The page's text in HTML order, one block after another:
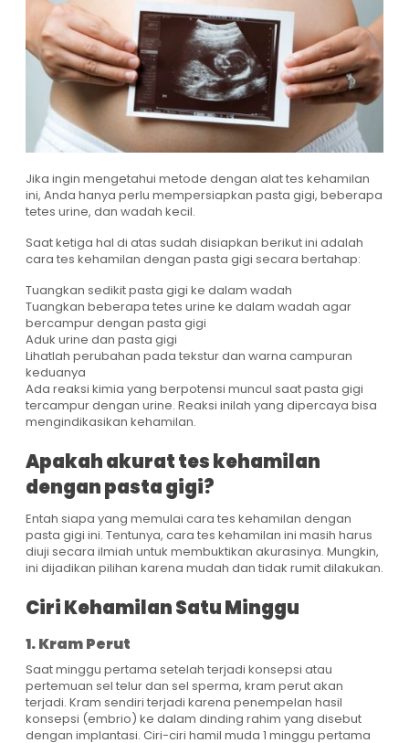
Jika ingin mengetahui metode dengan alat tes kehamilan
ini, Anda hanya perlu mempersiapkan pasta gigi, beberapa
tetes urine, dan wadah kecil.
Saat ketiga hal di atas sudah disiapkan berikut ini adalah
cara tes kehamilan dengan pasta gigi secara bertahap:
Tuangkan sedikit pasta gigi ke dalam wadah
Tuangkan beberapa tetes urine ke dalam wadah agar
bercampur dengan pasta gigi
Aduk urine dan pasta gigi
Lihatlah perubahan pada tekstur dan warna campuran
keduanya
Ada reaksi kimia yang berpotensi muncul saat pasta gigi
tercampur dengan urine. Reaksi inilah yang dipercaya bisa
mengindikasikan kehamilan.
Apakah akurat tes kehamilan
dengan pasta gigi?
Entah siapa yang memulai cara tes kehamilan dengan
pasta gigi ini. Tentunya, cara tes kehamilan ini masih harus
diuji secara ilmiah untuk membuktikan akurasinya. Mungkin,
ini dijadikan pilihan karena mudah dan tidak rumit dilakukan.
Ciri Kehamilan Satu Minggu
1. Kram Perut
Saat minggu pertama setelah terjadi konsepsi atau
pertemuan sel telur dan sel sperma, kram perut akan
terjadi. Kram sendiri terjadi karena penempelan hasil
konsepsi (embrio) ke dalam dinding rahim yang disebut
dengan implantasi. Ciri-ciri hamil muda 1 minggu pertama